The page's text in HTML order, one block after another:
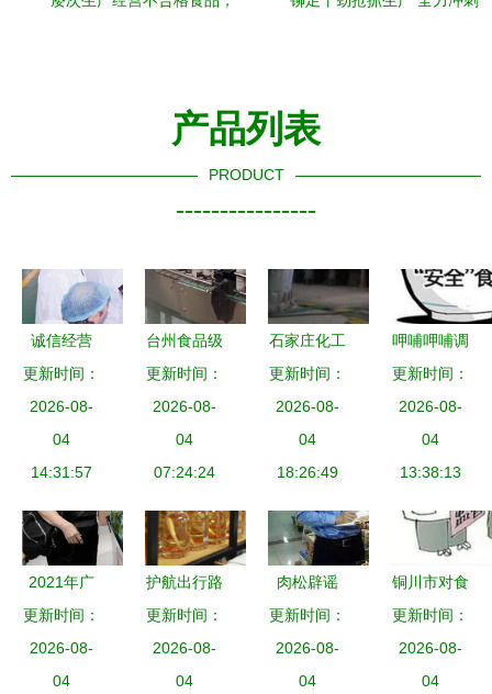
产品列表
PRODUCT
----------------
诚信经营
做好安全食
品——河南
省漯河市临
颍县南街村
业发展纪实
更新时间：
2026-08-
04
14:31:57
台州食品级
润滑脂 通
过HACCP
认证的优质
产品与食品
更新时间：
2026-08-
04
07:24:24
石家庄化工
设备回收与
食品厂生产
线拆除 快
速应对倒闭
生产经营难
题
更新时间：
2026-08-
04
18:26:49
呷哺呷哺调
整经营策
略，食品品
质与安全管
理引发关注
更新时间：
2026-08-
04
13:38:13
2021年广
州经济运行
平稳 稳中
蓄能 食品
更新时间：
2026-08-
04
护航出行路
上“舌尖安
全”！济南
开展高速服
更新时间：
2026-08-
04
肉松辟谣
好肉松，尽
在第十届郑
州烘焙展！
更新时间：
2026-08-
04
铜川市对食
品生产经营
单位推行经
营风险分级
更新时间：
2026-08-
04